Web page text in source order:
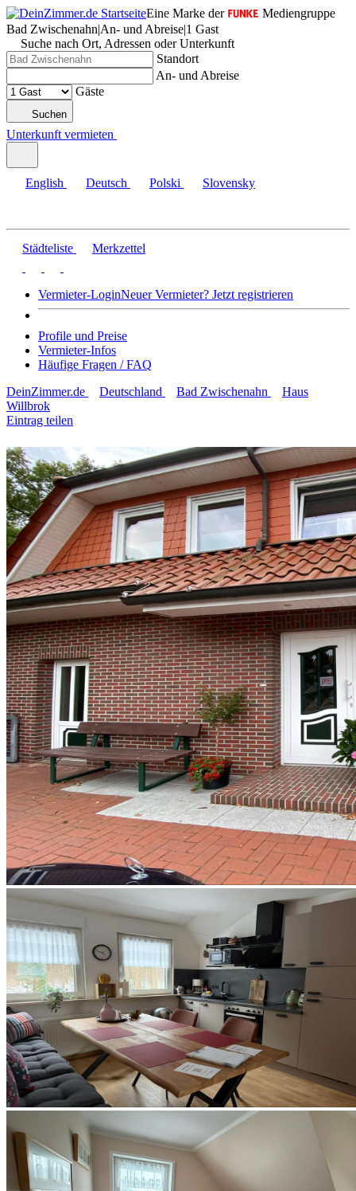
Eine Marke der
Mediengruppe
Bad Zwischenahn|An- und Abreise|1 Gast
Suche nach Ort, Adressen oder Unterkunft
Standort
An- und Abreise
Gäste
Suchen
Unterkunft vermieten
English Deutsch Polski Slovensky
Städteliste Merkzettel
Vermieter-LoginNeuer Vermieter? Jetzt registrieren
Profile und Preise
Vermieter-Infos
Häufige Fragen / FAQ
DeinZimmer.de
Deutschland Bad Zwischenahn
Haus
Willbrok
Eintrag teilen